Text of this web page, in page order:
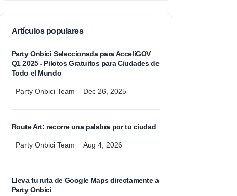
Artículos populares
Party Onbici Seleccionada para AcceliGOV
Q1 2025 - Pilotos Gratuitos para Ciudades de
Todo el Mundo
Party Onbici Team Dec 26, 2025
Route Art: recorre una palabra por tu ciudad
Party Onbici Team Aug 4, 2026
Lleva tu ruta de Google Maps directamente a
Party Onbici